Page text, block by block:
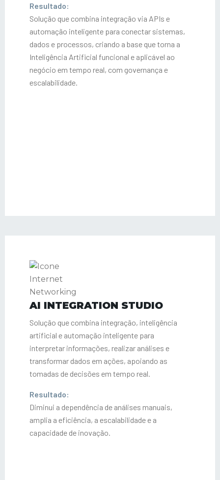
Resultado:
Solução que combina integração via APIs e
automação inteligente para conectar sistemas,
dados e processos, criando a base que torna a
Inteligência Artificial funcional e aplicável ao
negócio em tempo real, com governança e
escalabilidade.
AI INTEGRATION STUDIO
Solução que combina integração, inteligência
artificial e automação inteligente para
interpretar informações, realizar análises e
transformar dados em ações, apoiando as
tomadas de decisões em tempo real.
Resultado:
Diminui a dependência de análises manuais,
amplia a eficiência, a escalabilidade e a
capacidade de inovação.